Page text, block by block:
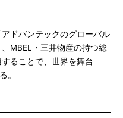
ドバンテックのグローバル
MBEL・三井物産の持つ総
ることで、世界を舞台
。